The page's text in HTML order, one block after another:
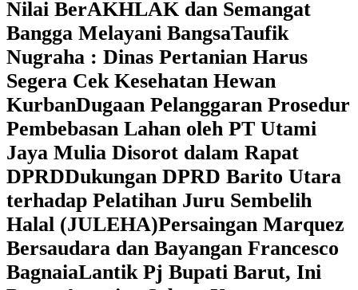
Nilai BerAKHLAK dan Semangat
Bangga Melayani BangsaTaufik
Nugraha : Dinas Pertanian Harus
Segera Cek Kesehatan Hewan
KurbanDugaan Pelanggaran Prosedur
Pembebasan Lahan oleh PT Utami
Jaya Mulia Disorot dalam Rapat
DPRDDukungan DPRD Barito Utara
terhadap Pelatihan Juru Sembelih
Halal (JULEHA)Persaingan Marquez
Bersaudara dan Bayangan Francesco
BagnaiaLantik Pj Bupati Barut, Ini